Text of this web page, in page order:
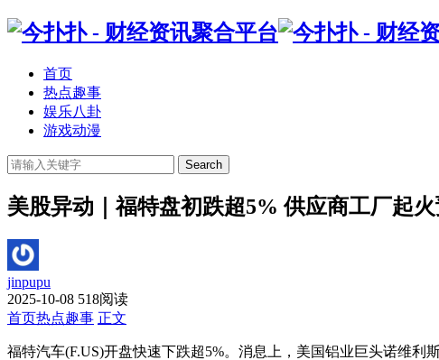
首页
热点趣事
娱乐八卦
游戏动漫
Search
美股异动｜福特盘初跌超5% 供应商工厂起
jinpupu
2025-10-08 518阅读
首页热点趣事 正文
福特汽车(F.US)开盘快速下跌超5%。消息上，美国铝业巨头诺维